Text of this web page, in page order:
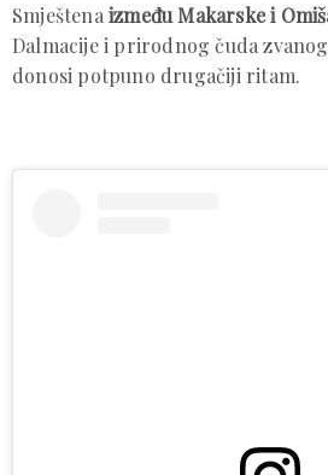
Smještena između Makarske i
Dalmacije i prirodnog čuda
donosi potpuno drugačiji ritam.